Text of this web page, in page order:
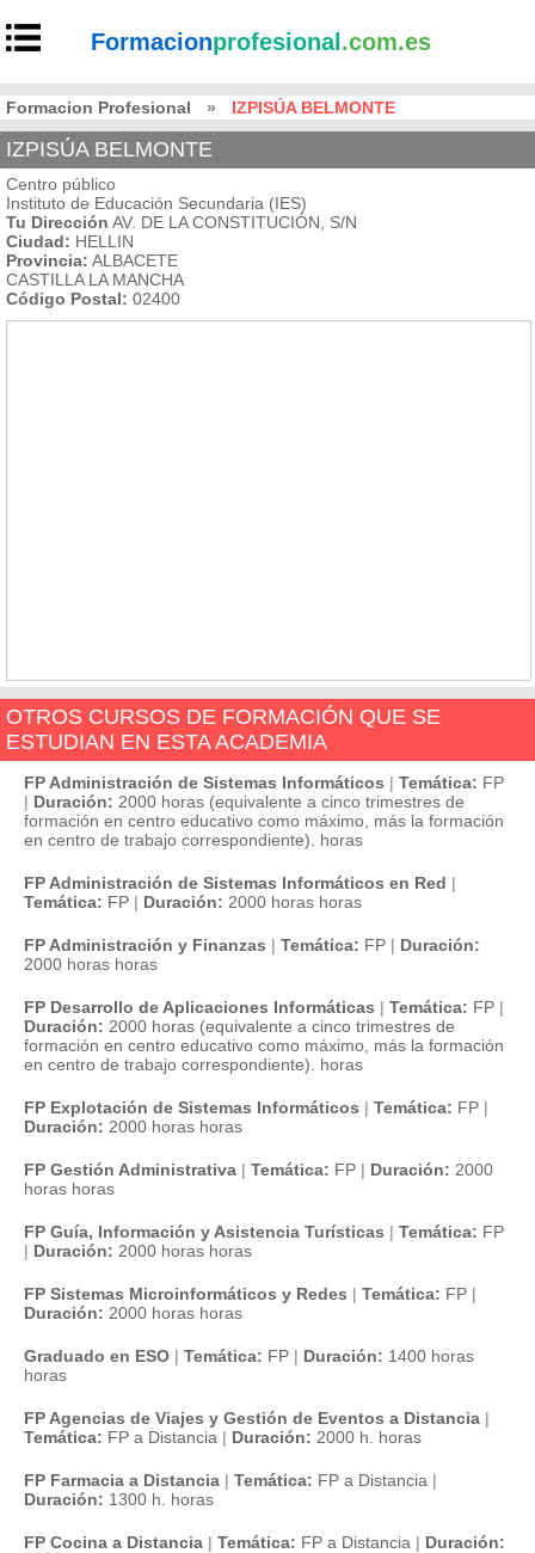
Formacionprofesional .com.es
Formacion Profesional » IZPISÚA BELMONTE
IZPISÚA BELMONTE
Centro público
Instituto de Educación Secundaria (IES)
Tu Dirección AV. DE LA CONSTITUCIÓN, S/N
Ciudad: HELLIN
Provincia: ALBACETE
CASTILLA LA MANCHA
Código Postal: 02400
OTROS CURSOS DE FORMACIÓN QUE SE
ESTUDIAN EN ESTA ACADEMIA
FP Administración de Sistemas Informáticos | Temática: FP
| Duración: 2000 horas (equivalente a cinco trimestres de
formación en centro educativo como máximo, más la formación
en centro de trabajo correspondiente). horas
FP Administración de Sistemas Informáticos en Red |
Temática: FP | Duración: 2000 horas horas
FP Administración y Finanzas | Temática: FP | Duración:
2000 horas horas
FP Desarrollo de Aplicaciones Informáticas | Temática: FP |
Duración: 2000 horas (equivalente a cinco trimestres de
formación en centro educativo como máximo, más la formación
en centro de trabajo correspondiente). horas
FP Explotación de Sistemas Informáticos | Temática: FP |
Duración: 2000 horas horas
FP Gestión Administrativa | Temática: FP | Duración: 2000
horas horas
FP Guía, Información y Asistencia Turísticas | Temática: FP
| Duración: 2000 horas horas
FP Sistemas Microinformáticos y Redes | Temática: FP |
Duración: 2000 horas horas
Graduado en ESO | Temática: FP | Duración: 1400 horas
horas
FP Agencias de Viajes y Gestión de Eventos a Distancia |
Temática: FP a Distancia | Duración: 2000 h. horas
FP Farmacia a Distancia | Temática: FP a Distancia |
Duración: 1300 h. horas
FP Cocina a Distancia | Temática: FP a Distancia | Duración: